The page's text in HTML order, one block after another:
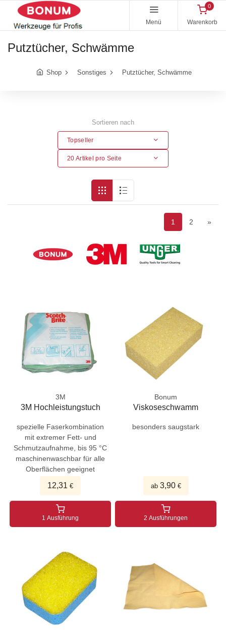
Menü
0
Warenkorb
Putztücher, Schwämme
Shop Sonstiges Putztücher, Schwämme
Sortieren nach
Topseller
20 Artikel pro Seite
1 2 »
3M
3M Hochleistungstuch
spezielle Faserkombination
mit extremer Fett- und
Schmutzaufnahme, bis 95 °C
maschinenwaschbar für alle
Oberflächen geeignet
12,31 €
1 Ausführung
Bonum
Viskoseschwamm
besonders saugstark
ab 3,90€
2 Ausführungen